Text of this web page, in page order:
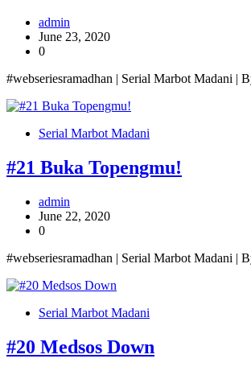
admin
June 23, 2020
0
#webseriesramadhan | Serial Marbot Madani
Serial Marbot Madani
#21 Buka Topengmu!
admin
June 22, 2020
0
#webseriesramadhan | Serial Marbot Madani
Serial Marbot Madani
#20 Medsos Down